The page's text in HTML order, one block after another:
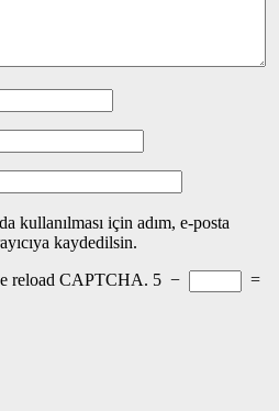
kullanılması için adım, e-posta
kaydedilsin.
reload CAPTCHA. 5 −
=